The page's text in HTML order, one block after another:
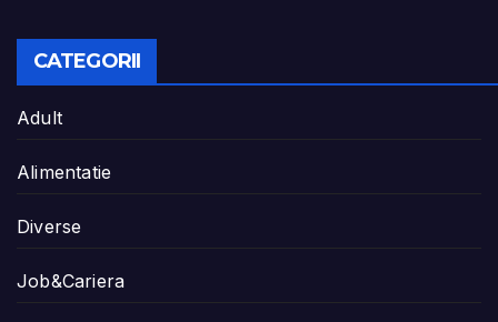
CATEGORII
Adult
Alimentatie
Diverse
Job&Cariera